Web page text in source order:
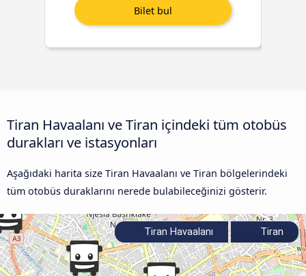
Tiran Havaalanı ve Tiran içindeki tüm otobüs
durakları ve istasyonları
Aşağıdaki harita size Tiran Havaalanı ve Tiran bölgelerindeki
tüm otobüs duraklarını nerede bulabileceğinizi gösterir.
Tiran Havaalanı Tiran